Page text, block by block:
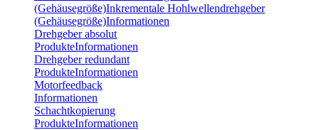
(Gehäusegröße)Inkrementale Hohlwellendrehgeber
(Gehäusegröße)Informationen
Drehgeber absolut
ProdukteInformationen
Drehgeber redundant
ProdukteInformationen
Motorfeedback
Informationen
Schachtkopierung
ProdukteInformationen